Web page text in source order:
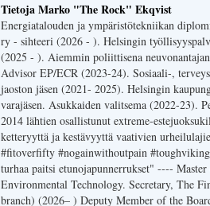
Tietoja Marko "The Rock" Ekqvist
Energiatalouden ja ympäristötekniikan
ry - sihteeri (2026 - ). Helsingin
(2025 - ). Aiemmin poliittisena
Advisor EP/ECR (2023-24). Sosiaali-,
jaoston jäsen (2021- 2025). Helsingin
varajäsen. Asukkaiden valitsema (2022-23).
2014 lähtien osallistunut extreme-
ketteryyttä ja kestävyyttä vaativien
#fitoverfifty #nogainwithoutpain
turhaa paitsi etunojapunnerrukset" ----
Environmental Technology. Secretary, The
branch) (2026– ) Deputy Member of the